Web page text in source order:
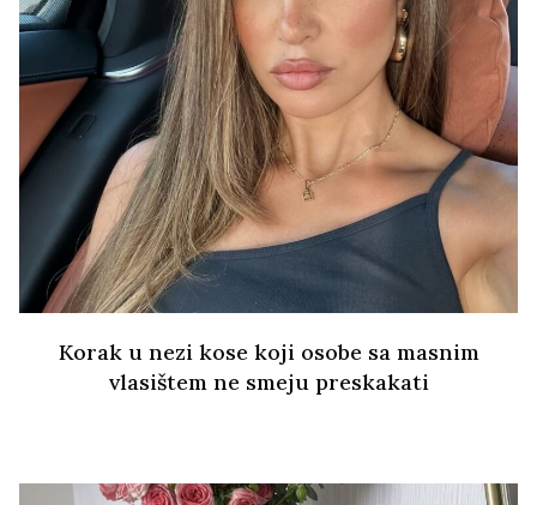
Korak u nezi kose koji osobe sa masnim
vlasištem ne smeju preskakati